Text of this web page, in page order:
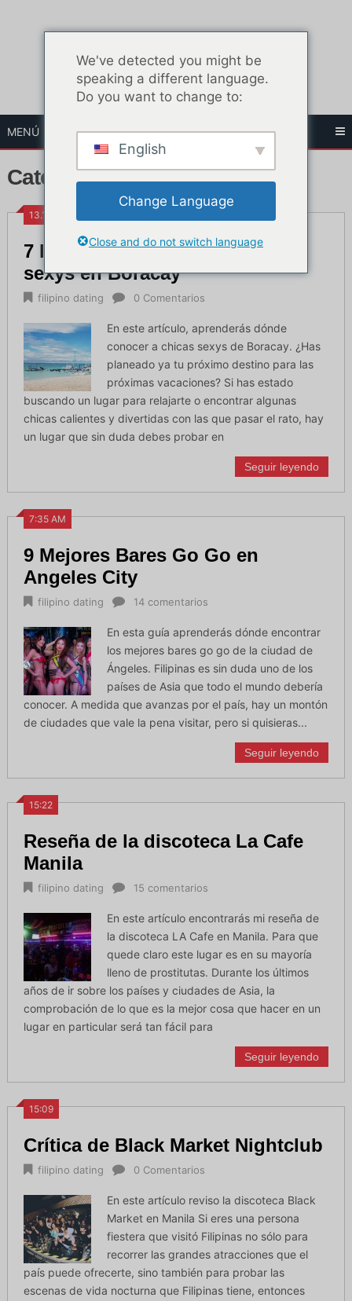
MENÚ
Categoría:filipino dating
13.15 H
7 lugares para conocer chicas
sexys en Boracay
filipino dating 0 Comentarios
En este artículo, aprenderás dónde
conocer a chicas sexys de Boracay. ¿Has
planeado ya tu próximo destino para las
próximas vacaciones? Si has estado
buscando un lugar para relajarte o encontrar algunas
chicas calientes y divertidas con las que pasar el rato, hay
un lugar que sin duda debes probar en
Seguir leyendo
7:35 AM
9 Mejores Bares Go Go en
Angeles City
filipino dating 14 comentarios
En esta guía aprenderás dónde encontrar
los mejores bares go go de la ciudad de
Ángeles. Filipinas es sin duda uno de los
países de Asia que todo el mundo debería
conocer. A medida que avanzas por el país, hay un montón
de ciudades que vale la pena visitar, pero si quisieras...
Seguir leyendo
15:22
Reseña de la discoteca La Cafe
Manila
filipino dating 15 comentarios
En este artículo encontrarás mi reseña de
la discoteca LA Cafe en Manila. Para que
quede claro este lugar es en su mayoría
lleno de prostitutas. Durante los últimos
años de ir sobre los países y ciudades de Asia, la
comprobación de lo que es la mejor cosa que hacer en un
lugar en particular será tan fácil para
Seguir leyendo
15:09
Crítica de Black Market Nightclub
filipino dating 0 Comentarios
En este artículo reviso la discoteca Black
Market en Manila Si eres una persona
fiestera que visitó Filipinas no sólo para
recorrer las grandes atracciones que el
país puede ofrecerte, sino también para probar las
escenas de vida nocturna que Filipinas tiene, entonces
We've detected you might be
speaking a different language.
Do you want to change to:
English
Change Language
Close and do not switch language